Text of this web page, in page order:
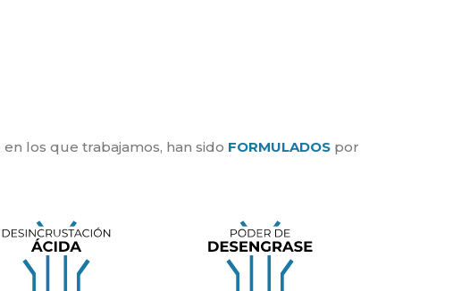
los que trabajamos, han sido FORMULADOS por